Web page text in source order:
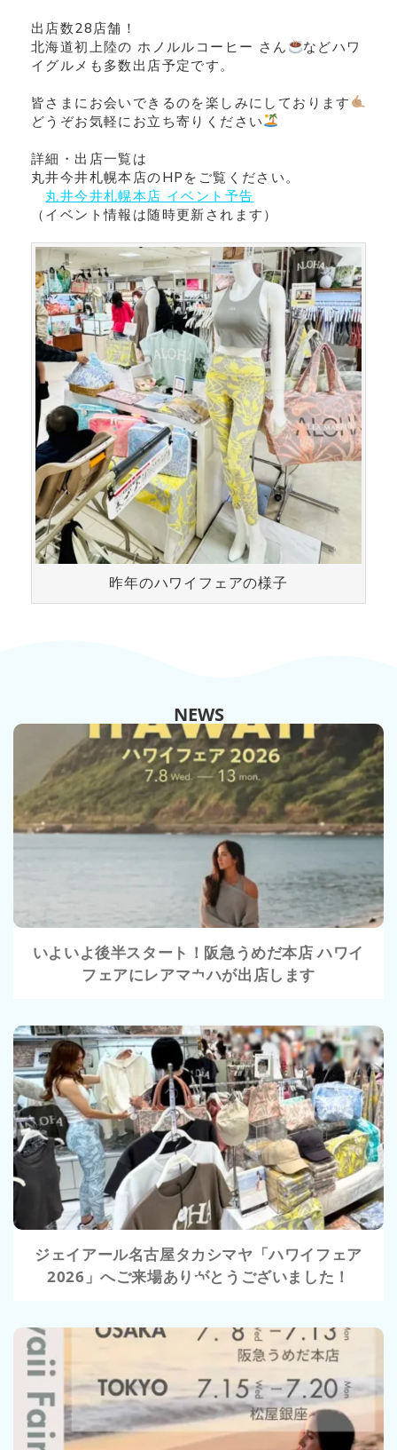
出店数28店舗！
北海道初上陸の ホノルルコーヒー さん
などハワ
イグルメも多数出店予定です。
皆さまにお会いできるのを楽しみにしております
どうぞお気軽にお立ち寄りください
詳細・出店一覧は
丸井今井札幌本店のHPをご覧ください。
丸井今井札幌本店 イベント予告
（イベント情報は随時更新されます）
昨年のハワイフェアの様子
NEWS
VIEW
いよいよ後半スタート！阪急うめだ本店 ハワイ
フェアにレアマカハが出店します
VIEW
ジェイアール名古屋タカシマヤ「ハワイフェア
2026」へご来場ありがとうございました！
VIEW